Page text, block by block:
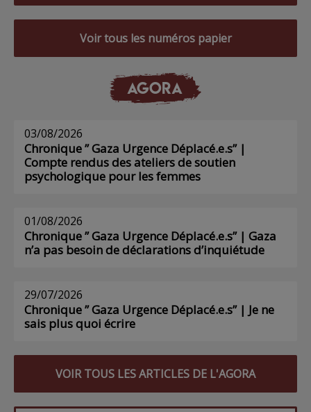
Voir tous les numéros papier
AGORA
03/08/2026
Chronique ” Gaza Urgence Déplacé.e.s” |
Compte rendus des ateliers de soutien
psychologique pour les femmes
01/08/2026
Chronique ” Gaza Urgence Déplacé.e.s” | Gaza
n’a pas besoin de déclarations d’inquiétude
29/07/2026
Chronique ” Gaza Urgence Déplacé.e.s” | Je ne
sais plus quoi écrire
VOIR TOUS LES ARTICLES DE L'AGORA